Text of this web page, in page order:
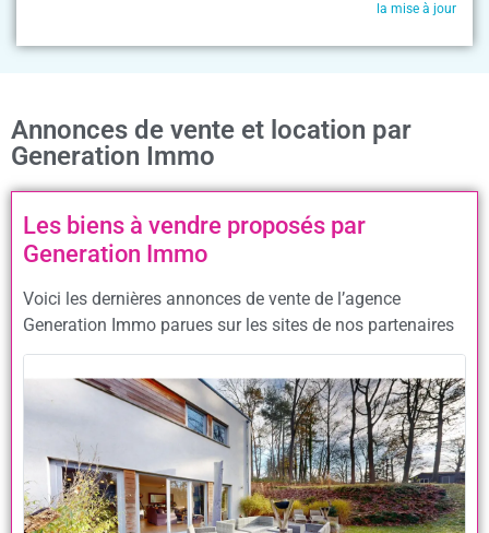
la mise à jour
Annonces de vente et location par
Generation Immo
Les biens à vendre proposés par
Generation Immo
Voici les dernières annonces de vente de l’agence
Generation Immo parues sur les sites de nos partenaires